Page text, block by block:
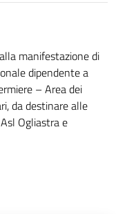
manifestazione di
dipendente a
– Area dei
da destinare alle
Ogliastra e